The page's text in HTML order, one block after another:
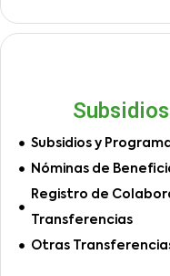
Subsidios y
Nóminas de
Registro de
Transferencias
Otras